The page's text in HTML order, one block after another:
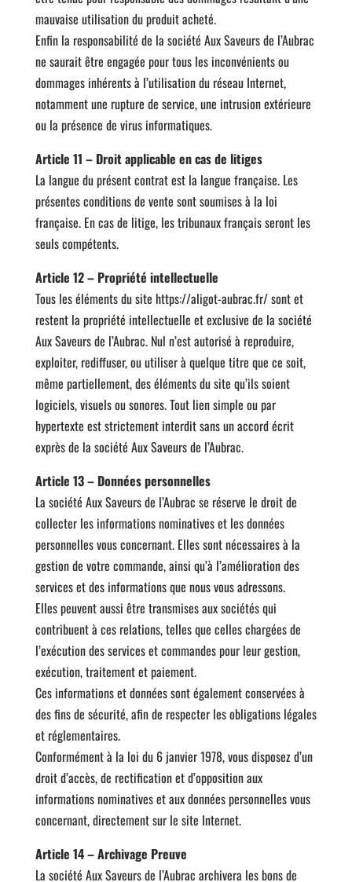
mauvaise utilisation du produit acheté.
Enfin la responsabilité de la société Aux Saveurs de l’Aubrac
ne saurait être engagée pour tous les inconvénients ou
dommages inhérents à l’utilisation du réseau Internet,
notamment une rupture de service, une intrusion extérieure
ou la présence de virus informatiques.
Article 11 – Droit applicable en cas de litiges
La langue du présent contrat est la langue française. Les
présentes conditions de vente sont soumises à la loi
française. En cas de litige, les tribunaux français seront les
seuls compétents.
Article 12 – Propriété intellectuelle
Tous les éléments du site https://aligot-aubrac.fr/ sont et
restent la propriété intellectuelle et exclusive de la société
Aux Saveurs de l’Aubrac. Nul n’est autorisé à reproduire,
exploiter, rediffuser, ou utiliser à quelque titre que ce soit,
même partiellement, des éléments du site qu’ils soient
logiciels, visuels ou sonores. Tout lien simple ou par
hypertexte est strictement interdit sans un accord écrit
exprès de la société Aux Saveurs de l’Aubrac.
Article 13 – Données personnelles
La société Aux Saveurs de l’Aubrac se réserve le droit de
collecter les informations nominatives et les données
personnelles vous concernant. Elles sont nécessaires à la
gestion de votre commande, ainsi qu’à l’amélioration des
services et des informations que nous vous adressons.
Elles peuvent aussi être transmises aux sociétés qui
contribuent à ces relations, telles que celles chargées de
l’exécution des services et commandes pour leur gestion,
exécution, traitement et paiement.
Ces informations et données sont également conservées à
des fins de sécurité, afin de respecter les obligations légales
et réglementaires.
Conformément à la loi du 6 janvier 1978, vous disposez d’un
droit d’accès, de rectification et d’opposition aux
informations nominatives et aux données personnelles vous
concernant, directement sur le site Internet.
Article 14 – Archivage Preuve
La société Aux Saveurs de l’Aubrac archivera les bons de